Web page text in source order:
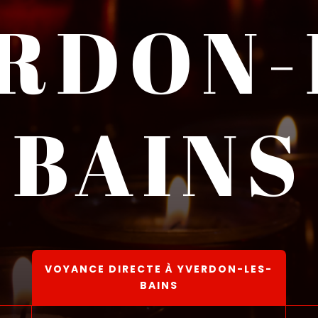
BAINS
VOYANCE DIRECTE À YVERDON-LES-
BAINS